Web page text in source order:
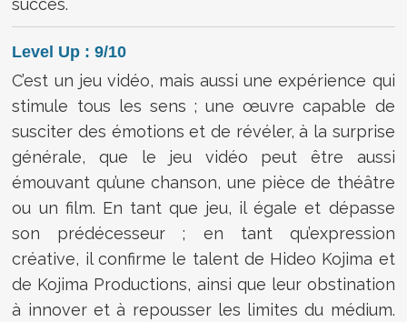
Level Up : 9/10
C’est un jeu vidéo, mais aussi une expérience qui
stimule tous les sens ; une œuvre capable de
susciter des émotions et de révéler, à la surprise
générale, que le jeu vidéo peut être aussi
émouvant qu’une chanson, une pièce de théâtre
ou un film. En tant que jeu, il égale et dépasse
son prédécesseur ; en tant qu’expression
créative, il confirme le talent de Hideo Kojima et
de Kojima Productions, ainsi que leur obstination
à innover et à repousser les limites du médium.